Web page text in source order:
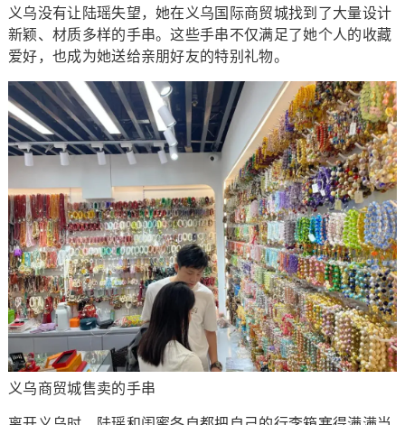
义乌没有让陆瑶失望，她在义乌国际商贸城找到了大量设计
新颖、材质多样的手串。这些手串不仅满足了她个人的收藏
爱好，也成为她送给亲朋好友的特别礼物。
义乌商贸城售卖的手串